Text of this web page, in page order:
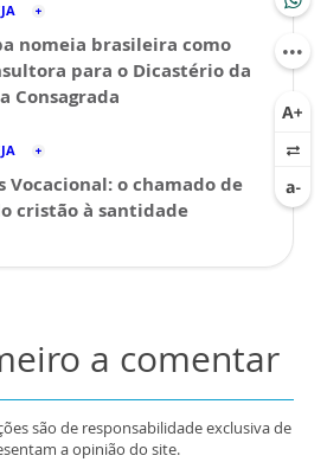
nomeia brasileira como
para o Dicastério da
Consagrada
Vocacional: o chamado de
cristão à santidade
a comentar
são de responsabilidade exclusiva de
a opinião do site.